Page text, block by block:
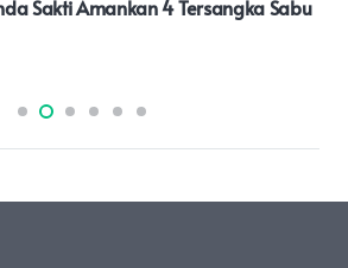
Co.idPemerintah Kabupaten